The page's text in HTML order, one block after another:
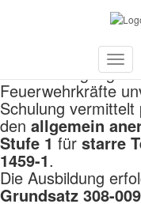
Toggle
Teleskoplader
Ob im Einsatz
sichere Umgang
Feuerwehrkräfte
Schulung
den allgemein
Stufe 1für starre
1459-1.
Die Ausbildung
Grundsatz 308-009